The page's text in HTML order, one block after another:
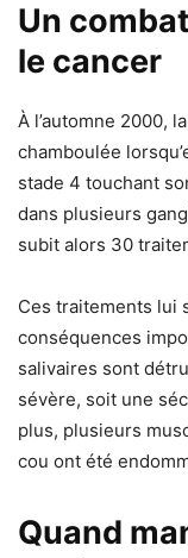
Un
le cancer
À l’automne 2000,
chamboulée
stade 4 touchant
dans plusieurs
subit alors 30
Ces traitements lui
conséquences
salivaires sont
sévère, soit une
plus, plusieurs
cou ont été
Quand